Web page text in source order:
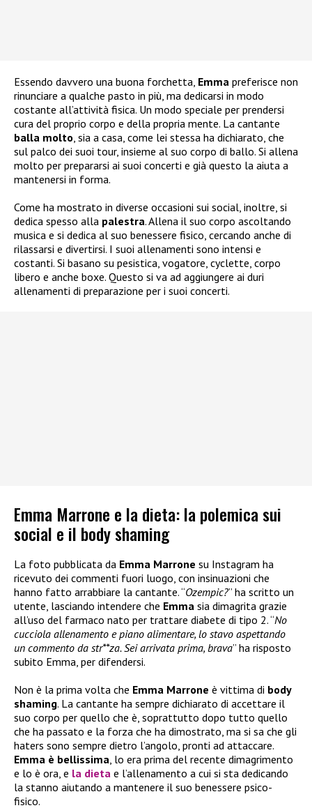
Essendo davvero una buona forchetta, Emma preferisce non
rinunciare a qualche pasto in più, ma dedicarsi in modo
costante all’attività fisica. Un modo speciale per prendersi
cura del proprio corpo e della propria mente. La cantante
balla molto , sia a casa, come lei stessa ha dichiarato, che
sul palco dei suoi tour, insieme al suo corpo di ballo. Si allena
molto per prepararsi ai suoi concerti e già questo la aiuta a
mantenersi in forma.
Come ha mostrato in diverse occasioni sui social, inoltre, si
dedica spesso alla palestra. Allena il suo corpo ascoltando
musica e si dedica al suo benessere fisico, cercando anche di
rilassarsi e divertirsi. I suoi allenamenti sono intensi e
costanti. Si basano su pesistica, vogatore, cyclette, corpo
libero e anche boxe. Questo si va ad aggiungere ai duri
allenamenti di preparazione per i suoi concerti.
Emma Marrone e la dieta: la polemica sui
social e il body shaming
La foto pubblicata da Emma Marrone su Instagram ha
ricevuto dei commenti fuori luogo, con insinuazioni che
hanno fatto arrabbiare la cantante. “Ozempic?” ha scritto un
utente, lasciando intendere che Emma sia dimagrita grazie
all’uso del farmaco nato per trattare diabete di tipo 2. “No
cucciola allenamento e piano alimentare, lo stavo aspettando
un commento da str**za. Sei arrivata prima, brava” ha risposto
subito Emma, per difendersi.
Non è la prima volta che Emma Marrone è vittima di body
shaming. La cantante ha sempre dichiarato di accettare il
suo corpo per quello che è, soprattutto dopo tutto quello
che ha passato e la forza che ha dimostrato, ma si sa che gli
haters sono sempre dietro l’angolo, pronti ad attaccare.
Emma è bellissima , lo era prima del recente dimagrimento
e lo è ora, e la dieta e l’allenamento a cui si sta dedicando
la stanno aiutando a mantenere il suo benessere psico-
fisico.